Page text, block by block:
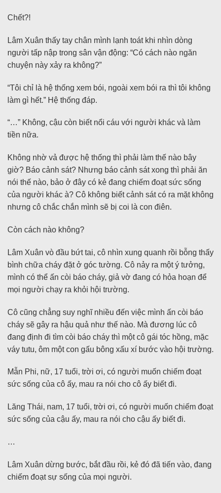
Chết?!
Lâm Xuân thấy tay chân mình lạnh toát khi nhìn dòng
người tấp nập trong sân vận động: “Có cách nào ngăn
chuyện này xảy ra không?”
“Tôi chỉ là hệ thống xem bói, ngoài xem bói ra thì tôi không
làm gì hết.” Hệ thống đáp.
“…” Không, cậu còn biết nổi cáu với người khác và làm
tiền nữa.
Không nhờ vả được hệ thống thì phải làm thế nào bây
giờ? Báo cảnh sát? Nhưng báo cảnh sát xong thì phải ăn
nói thế nào, bảo ở đây có kẻ đang chiếm đoạt sức sống
của người khác à? Cô không biết cảnh sát có ra mặt không
nhưng cô chắc chắn mình sẽ bị coi là con điên.
Còn cách nào không?
Lâm Xuân vò đầu bứt tai, cô nhìn xung quanh rồi bỗng thấy
bình chữa cháy đặt ở góc tường. Cô nảy ra một ý tưởng,
mình có thể ấn còi báo cháy, giả vờ đang có hỏa hoạn để
mọi người chạy ra khỏi hội trường.
Cô cũng chẳng suy nghĩ nhiều đến việc mình ấn còi báo
cháy sẽ gây ra hậu quả như thế nào. Mà đương lúc cô
đang định đi tìm còi báo cháy thì một cô gái tóc hồng, mặc
váy tutu, ôm một con gấu bông xấu xí bước vào hội trường.
Mẫn Phi, nữ, 17 tuổi, trời ơi, có người muốn chiếm đoạt
sức sống của cô ấy, mau ra nói cho cô ấy biết đi.
Lăng Thái, nam, 17 tuổi, trời ơi, có người muốn chiếm đoạt
sức sống của cậu ấy, mau ra nói cho cậu ấy biết đi.
…
Lâm Xuân dừng bước, bắt đầu rồi, kẻ đó đã tiến vào, đang
chiếm đoạt sự sống của mọi người.